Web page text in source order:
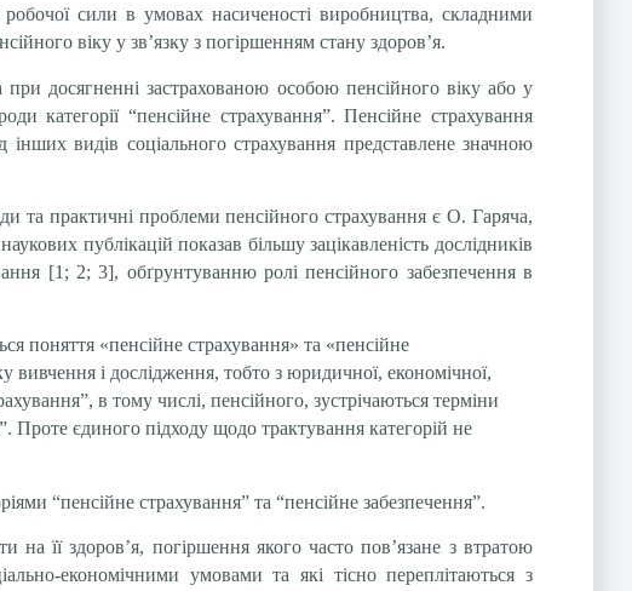
сили в умовах насиченості виробництва, складними
віку у зв’язку з погіршенням стану здоров’я.
досягненні застрахованою особою пенсійного віку або у
категорії “пенсійне страхування”. Пенсійне страхування
видів соціального страхування представлене значною
та практичні проблеми пенсійного страхування є О. Гаряча,
публікацій показав більшу зацікавленість дослідників
[1; 2; 3], обґрунтуванню ролі пенсійного забезпечення в
поняття «пенсійне страхування» та «пенсійне
вивчення і дослідження, тобто з юридичної, економічної,
в тому числі, пенсійного, зустрічаються терміни
Проте єдиного підходу щодо трактування категорій не
“пенсійне страхування” та “пенсійне забезпечення”.
її здоров’я, погіршення якого часто пов’язане з втратою
економічними умовами та які тісно переплітаються з